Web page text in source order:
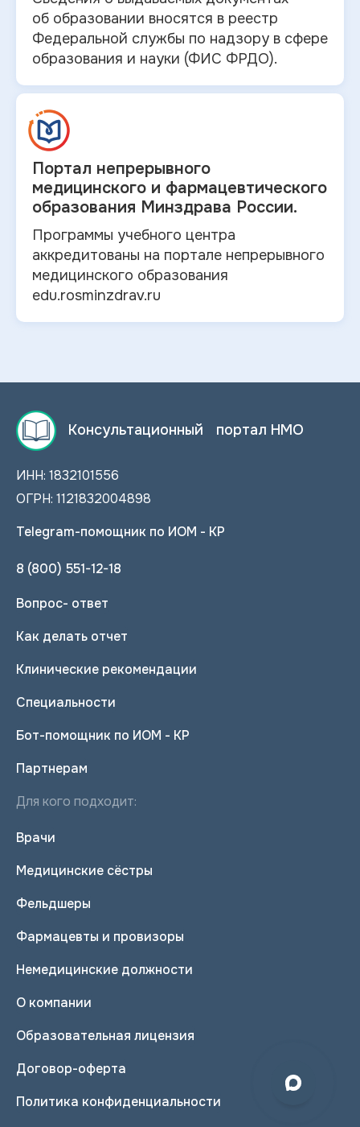
об образовании вносятся в реестр
Федеральной службы по надзору в сфере
образования и науки (ФИС ФРДО).
Портал непрерывного
медицинского и фармацевтического
образования Минздрава России.
Программы учебного центра
аккредитованы на портале непрерывного
медицинского образования
edu.rosminzdrav.ru
Консультационный портал НМО
ИНН: 1832101556
ОГРН: 1121832004898
Telegram-помощник по ИОМ - КР
8 (800) 551-12-18
Вопрос- ответ
Как делать отчет
Клинические рекомендации
Специальности
Бот-помощник по ИОМ - КР
Партнерам
Для кого подходит:
Врачи
Медицинские сёстры
Фельдшеры
Фармацевты и провизоры
Немедицинские должности
О компании
Образовательная лицензия
Договор-оферта
Политика конфиденциальности